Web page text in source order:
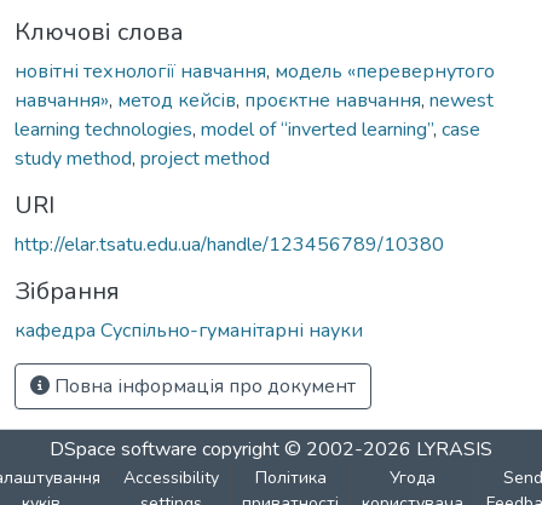
Ключові слова
новітні технології навчання, модель «перевернутого
навчання», метод кейсів, проєктне навчання, newest
learning technologies, model of “inverted learning”, case
study method, project method
URI
http://elar.tsatu.edu.ua/handle/123456789/10380
Зібрання
кафедра Суспільно-гуманітарні науки
Повна інформація про документ
DSpace software copyright © 2002-2026 LYRASIS
Accessibility
Політика
Угода
Send